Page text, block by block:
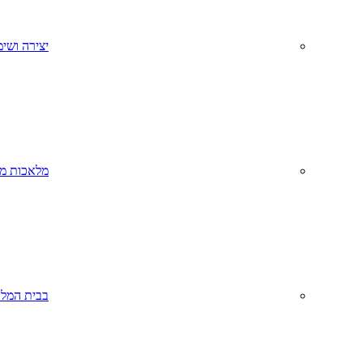
יצירה
מלאכות
בבית